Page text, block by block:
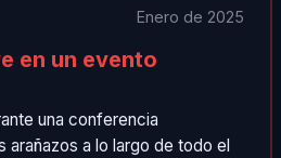
Enero de 2025
en un evento
una conferencia
a lo largo de todo el